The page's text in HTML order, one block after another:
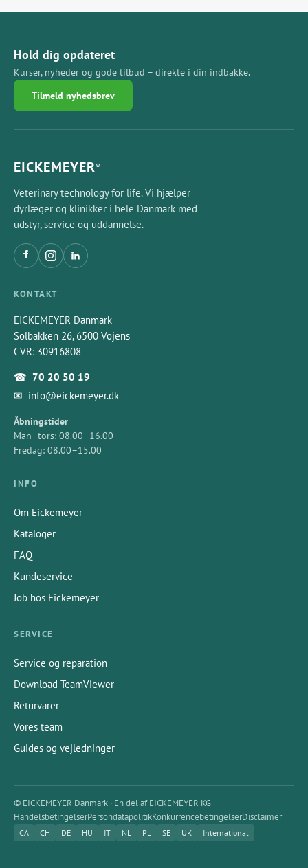
Hold dig opdateret
Kurser, nyheder og gode tilbud – direkte i din indbakke.
Tilmeld nyhedsbrev
EICKEMEYER®
Veterinary technology for life. Vi hjælper
dyrlæger og klinikker i hele Danmark med
udstyr, service og uddannelse.
KONTAKT
EICKEMEYER Danmark
Solbakken 26, 6500 Vojens
CVR: 30916808
☎ 70 20 50 19
✉ info@eickemeyer.dk
Åbningstider
Man–tors: 08.00–16.00
Fredag: 08.00–15.00
INFO
Om Eickemeyer
Kataloger
FAQ
Kundeservice
Job hos Eickemeyer
SERVICE
Service og reparation
Download TeamViewer
Returvarer
Vores team
Guides og vejledninger
© EICKEMEYER Danmark · En del af EICKEMEYER KG
HandelsbetingelserPersondatapolitikKonkurrencebetingelserDisclaimer
CA CH DE HU IT NL PL SE UK International